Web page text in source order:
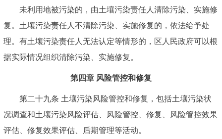
未利用地被污染的，由土壤污染责任人清除污染、实施修
复。土壤污染责任人不清除污染、实施修复的，依法给予处
理。有土壤污染责任人无法认定等情形的，区人民政府可以根
据实际情况组织清除污染、实施修复。
第四章 风险管控和修复
第二十九条 土壤污染风险管控和修复，包括土壤污染状
况调查和土壤污染风险评估、风险管控、修复、风险管控效果
评估、修复效果评估、后期管理等活动。